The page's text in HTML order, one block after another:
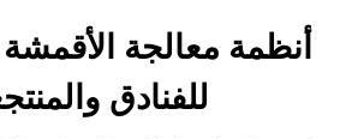
معالجة الأقمشة بسعة
للفنادق والمنتجعات